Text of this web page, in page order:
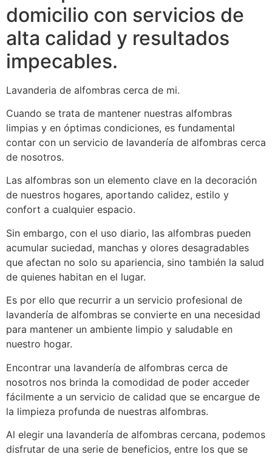
domicilio con servicios de
alta calidad y resultados
impecables.
Lavanderia de alfombras cerca de mi.
Cuando se trata de mantener nuestras alfombras
limpias y en óptimas condiciones, es fundamental
contar con un servicio de lavandería de alfombras cerca
de nosotros.
Las alfombras son un elemento clave en la decoración
de nuestros hogares, aportando calidez, estilo y
confort a cualquier espacio.
Sin embargo, con el uso diario, las alfombras pueden
acumular suciedad, manchas y olores desagradables
que afectan no solo su apariencia, sino también la salud
de quienes habitan en el lugar.
Es por ello que recurrir a un servicio profesional de
lavandería de alfombras se convierte en una necesidad
para mantener un ambiente limpio y saludable en
nuestro hogar.
Encontrar una lavandería de alfombras cerca de
nosotros nos brinda la comodidad de poder acceder
fácilmente a un servicio de calidad que se encargue de
la limpieza profunda de nuestras alfombras.
Al elegir una lavandería de alfombras cercana, podemos
disfrutar de una serie de beneficios, entre los que se